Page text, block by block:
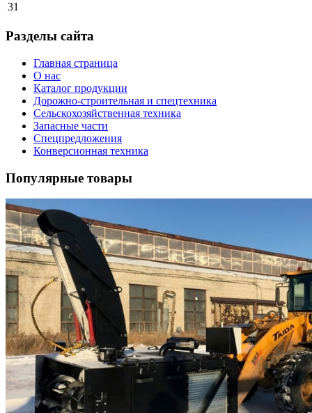
31
Разделы сайта
Главная страница
О нас
Каталог продукции
Дорожно-строительная и спецтехника
Сельскохозяйственная техника
Запасные части
Спецпредложения
Конверсионная техника
Популярные товары